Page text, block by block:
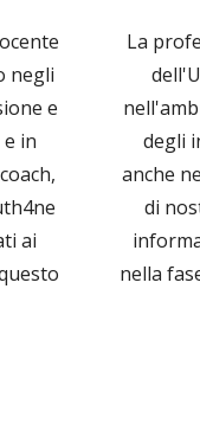
negli
e
in
ai
La
degli
anche
di
nella